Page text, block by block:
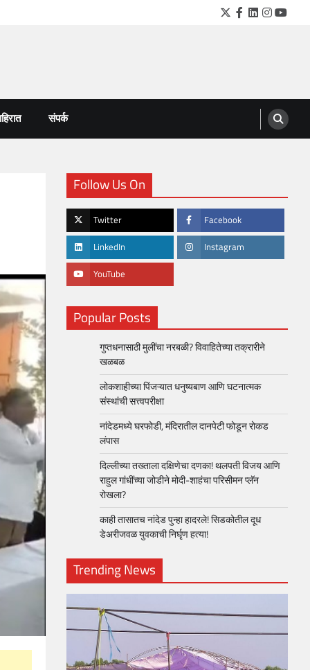
Twitter
Facebook
LinkedIn
संपर्क
Follow Us On
Twitter Facebook
LinkedIn Instagram
YouTube
Popular Posts
गुप्तधनासाठी मुलींचा नरबळी? विवाहितेच्या तक्रारीने
खळबळ
लोकशाहीच्या पिंजऱ्यात धनुष्यबाण आणि घटनात्मक
संस्थांची सत्त्वपरीक्षा
नांदेडमध्ये घरफोडी, मंदिरातील दानपेटी फोडून रोकड
लंपास
दिल्लीच्या तख्ताला दक्षिणेचा दणका! थलपती विजय आणि
राहुल गांधींच्या जोडीने मोदी-शाहंचा परिसीमन प्लॅन
रोखला?
काही तासातच नांदेड पुन्हा हादरले! सिडकोतील दूध
डेअरीजवळ युवकाची निर्घृण हत्या!
Trending News
Skills